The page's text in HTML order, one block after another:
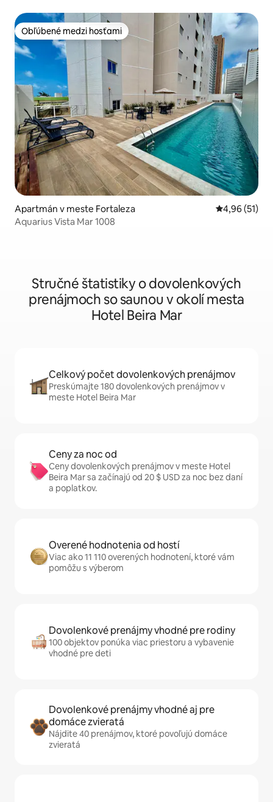
Obľúbené medzi hosťami
Obľúbené medzi hosťami
Apartmán v meste Fortaleza Priemerné
4,96 (51)
Aquarius Vista Mar 1008
Stručné štatistiky o dovolenkových
prenájmoch so saunou v okolí mesta
Hotel Beira Mar
Celkový počet dovolenkových prenájmov
Preskúmajte 180 dovolenkových prenájmov v
meste Hotel Beira Mar
Ceny za noc od
Ceny dovolenkových prenájmov v meste Hotel
Beira Mar sa začínajú od 20 $ USD za noc bez daní
a poplatkov.
Overené hodnotenia od hostí
Viac ako 11 110 overených hodnotení, ktoré vám
pomôžu s výberom
Dovolenkové prenájmy vhodné pre rodiny
100 objektov ponúka viac priestoru a vybavenie
vhodné pre deti
Dovolenkové prenájmy vhodné aj pre
domáce zvieratá
Nájdite 40 prenájmov, ktoré povoľujú domáce
zvieratá